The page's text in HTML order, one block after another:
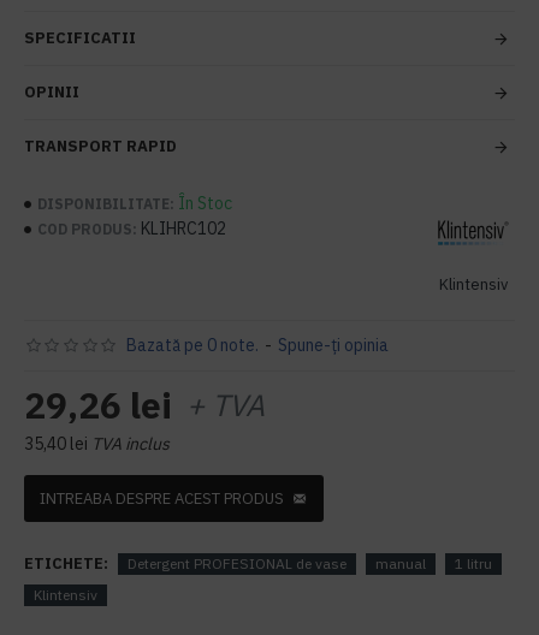
SPECIFICATII
OPINII
TRANSPORT RAPID
DISPONIBILITATE: În Stoc
COD PRODUS: KLIHRC102
Klintensiv
Bazată pe 0 note. - Spune-ţi opinia
29,26 lei + TVA
35,40 lei TVA inclus
INTREABA DESPRE ACEST PRODUS
ETICHETE: Detergent PROFESIONAL de vase manual
1 litru
Klintensiv